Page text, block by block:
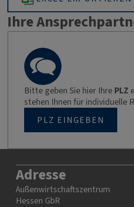
Ihre
Bitte geben Sie hier Ihre PLZ
stehen Ihnen für individuelle
PLZ EINGEBEN
Adresse
Außenwirtschaftszentrum
Hessen GbR